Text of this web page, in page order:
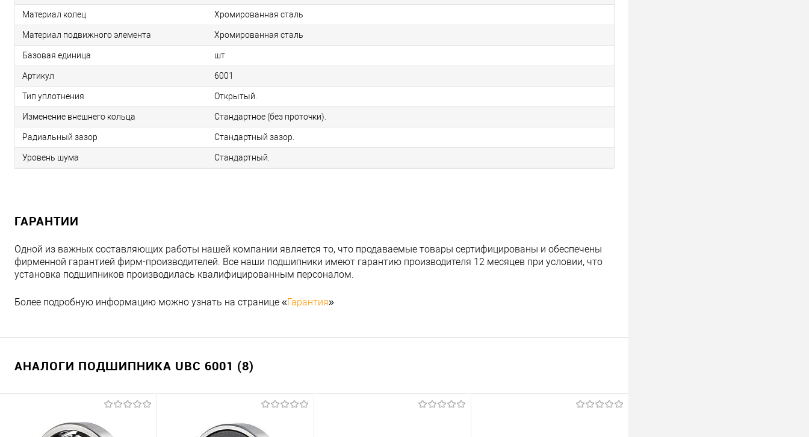
Материал колец Хромированная сталь
Материал подвижного элемента Хромированная сталь
Базовая единица шт
Артикул 6001
Тип уплотнения Открытый.
Изменение внешнего кольца Стандартное (без проточки).
Радиальный зазор Стандартный зазор.
Уровень шума Стандартный.
ГАРАНТИИ
Одной из важных составляющих работы нашей компании является то, что продаваемые товары сертифицированы и обеспечены
фирменной гарантией фирм-производителей. Все наши подшипники имеют гарантию производителя 12 месяцев при условии, что
установка подшипников производилась квалифицированным персоналом.
Более подробную информацию можно узнать на странице «Гарантия»
АНАЛОГИ ПОДШИПНИКА UBC 6001 (8)